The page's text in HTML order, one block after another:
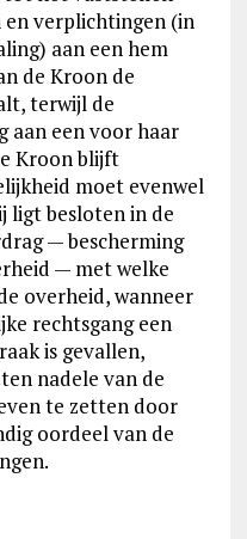
verplichtingen (in
aan een hem
de Kroon de
terwijl de
aan een voor haar
Kroon blijft
moet evenwel
ligt besloten in de
— bescherming
— met welke
overheid, wanneer
rechtsgang een
is gevallen,
nadele van de
te zetten door
oordeel van de